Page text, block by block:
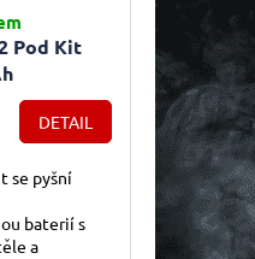
Pod Kit
je 5,0 z 5 hvězdiček.
DETAIL
se pyšní
baterií s
a